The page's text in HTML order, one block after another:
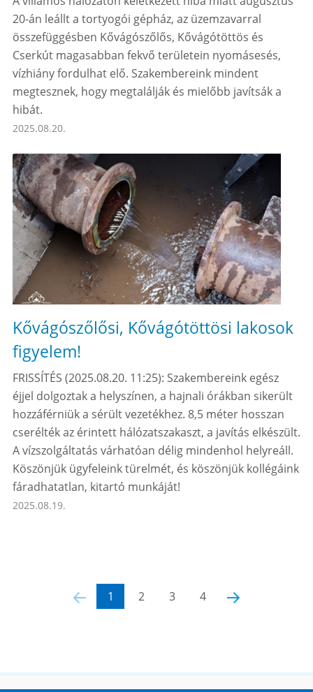
20-án leállt a tortyogói gépház, az üzemzavarral
összefüggésben Kővágószőlős, Kővágótöttös és
Cserkút magasabban fekvő területein nyomásesés,
vízhiány fordulhat elő. Szakembereink mindent
megtesznek, hogy megtalálják és mielőbb javítsák a
hibát.
2025.08.20.
Kővágószőlősi, Kővágótöttösi lakosok
figyelem!
FRISSÍTÉS (2025.08.20. 11:25): Szakembereink egész
éjjel dolgoztak a helyszínen, a hajnali órákban sikerült
hozzáférniük a sérült vezetékhez. 8,5 méter hosszan
cserélték az érintett hálózatszakaszt, a javítás elkészült.
A vízszolgáltatás várhatóan délig mindenhol helyreáll.
Köszönjük ügyfeleink türelmét, és köszönjük kollégáink
fáradhatatlan, kitartó munkáját!
2025.08.19.
1 2 3 4